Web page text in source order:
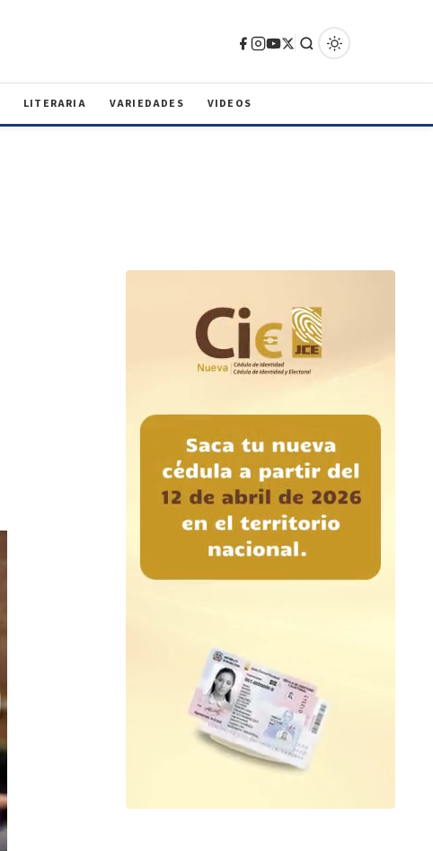
LITERARIA VARIEDADES VIDEOS